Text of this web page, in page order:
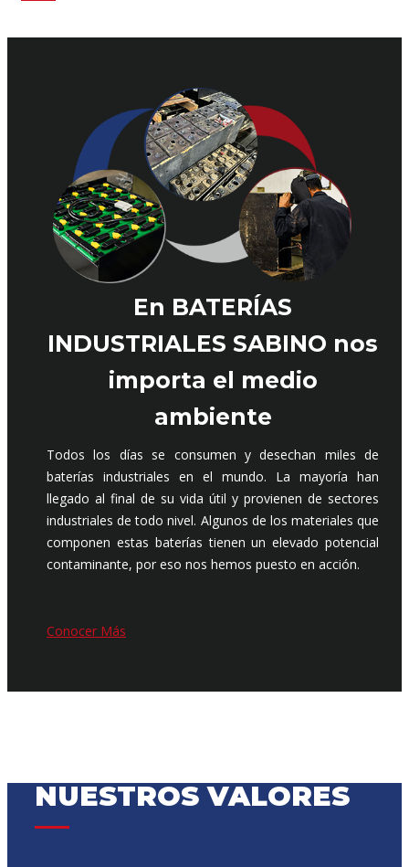
En BATERÍAS
INDUSTRIALES SABINO nos
importa el medio
ambiente
Todos los días se consumen y desechan miles de
baterías industriales en el mundo. La mayoría han
llegado al final de su vida útil y provienen de sectores
industriales de todo nivel. Algunos de los materiales que
componen estas baterías tienen un elevado potencial
contaminante, por eso nos hemos puesto en acción.
Conocer Más
NUESTROS VALORES